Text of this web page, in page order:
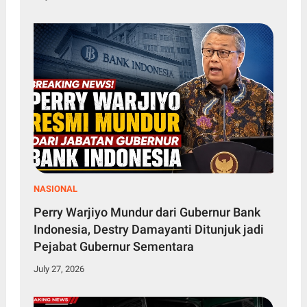
NASIONAL
Perry Warjiyo Mundur dari Gubernur Bank
Indonesia, Destry Damayanti Ditunjuk jadi
Pejabat Gubernur Sementara
July 27, 2026